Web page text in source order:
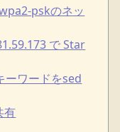
pskのネッ
で Star
ーワードをsed
有